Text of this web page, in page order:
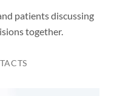
patients discussing
together.